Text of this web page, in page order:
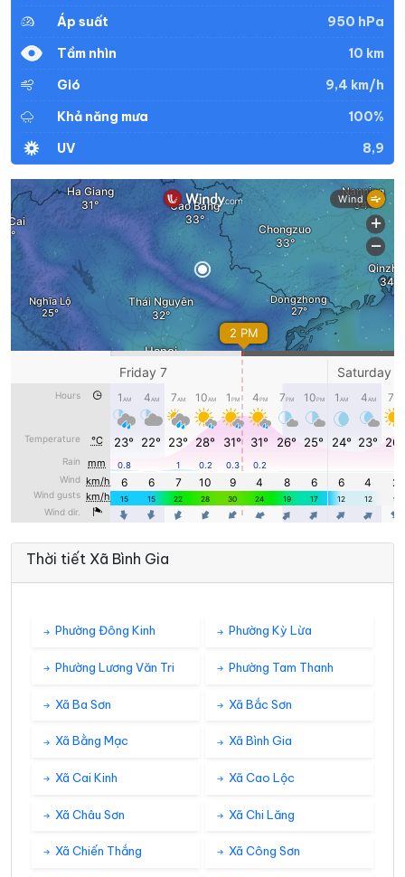
Áp suất
950 hPa
Tầm nhìn
10 km
Gió
9,4 km/h
Khả năng mưa
100%
UV
8,9
Thời tiết Xã Bình Gia
Phường Đông Kinh Phường Kỳ Lừa
Phường Lương Văn Tri Phường Tam Thanh
Xã Ba Sơn Xã Bắc Sơn
Xã Bằng Mạc Xã Bình Gia
Xã Cai Kinh Xã Cao Lộc
Xã Châu Sơn Xã Chi Lăng
Xã Chiến Thắng Xã Công Sơn